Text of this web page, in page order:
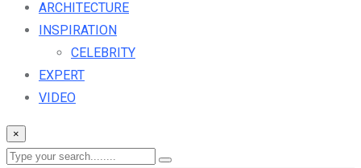
ARCHITECTURE
INSPIRATION
CELEBRITY
EXPERT
VIDEO
×